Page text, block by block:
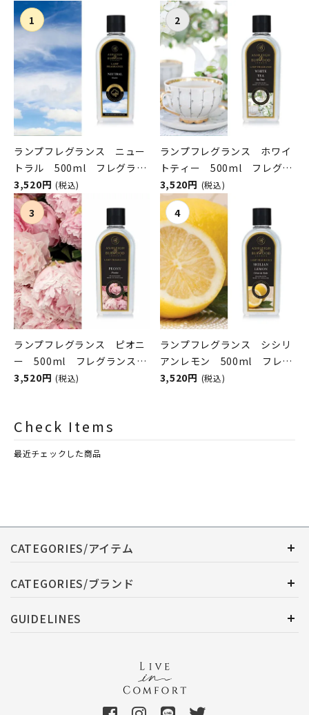
ランプフレグランス ニュー
トラル 500ml フレグラン
スランプ用オイル
ASHLEIGH&BURWOOD（ア
シュレイアンドバーウッド）
3,520円 (税込)
ランプフレグランス ホワイ
トティー 500ml フレグラ
ンスランプ用オイル
ASHLEIGH&BURWOOD（ア
シュレイアンドバーウッド）
3,520円 (税込)
ランプフレグランス ピオニ
ー 500ml フレグランスラ
ンプ用オイル
3,520円 (税込)
ランプフレグランス シシリ
アンレモン 500ml フレグ
ランスランプ用オイル
3,520円 (税込)
Check Items
最近チェックした商品
CATEGORIES/アイテム
CATEGORIES/ブランド
GUIDELINES